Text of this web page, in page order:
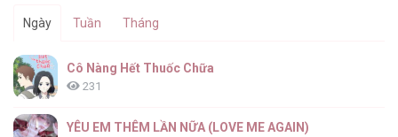
Ngày Tuần Tháng
Cô Nàng Hết Thuốc Chữa
231
YÊU EM THÊM LẦN NỮA (LOVE ME AGAIN)